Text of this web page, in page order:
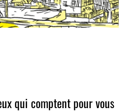
qui comptent pour vous